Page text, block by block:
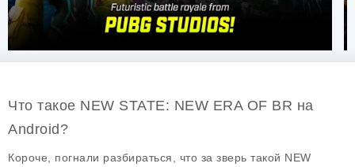
Что такое NEW STATE: NEW ERA OF BR на
Android?
Короче, погнали разбираться, что за зверь такой NEW